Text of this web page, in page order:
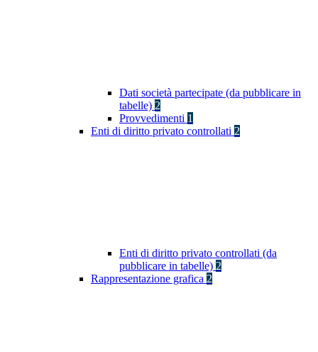
Dati società partecipate (da pubblicare in
tabelle) 2
Provvedimenti 1
Enti di diritto privato controllati 2
Enti di diritto privato controllati (da
pubblicare in tabelle) 2
Rappresentazione grafica 2